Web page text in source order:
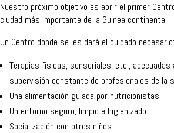
Nuestro próximo objetivo es abrir el primer
ciudad más importante de la Guinea continental.
Un Centro donde se les dará el cuidado necesario:
Terapias físicas, sensoriales, etc., adecuadas
supervisión constante de profesionales de la
Una alimentación guiada por nutricionistas.
Un entorno seguro, limpio e higienizado.
Socialización con otros niños.